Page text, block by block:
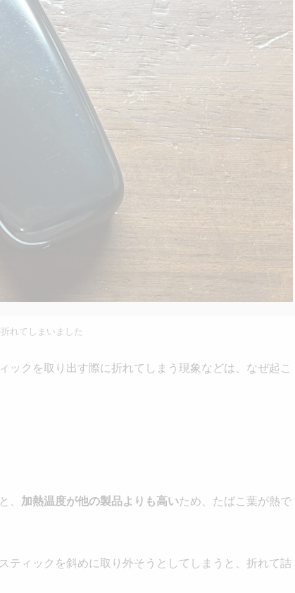
れてしまいました
クを取り出す際に折れてしまう現象などは、なぜ起こ
、 加熱温度が他の製品よりも高いため、たばこ葉が熱で
ティックを斜めに取り外そうとしてしまうと、折れて詰